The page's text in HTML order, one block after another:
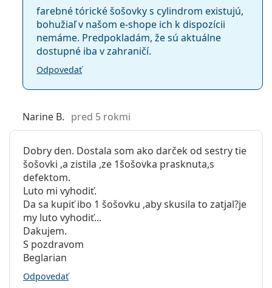
farebné tórické šošovky s cylindrom existujú,
bohužiaľ v našom e-shope ich k dispozícii
nemáme. Predpokladám, že sú aktuálne
dostupné iba v zahraničí.
Odpovedať
Narine B. pred 5 rokmi
Dobry den. Dostala som ako darček od sestry tie
šošovki ,a zistila ,ze 1šošovka prasknuta,s
defektom.
Luto mi vyhodiť.
Da sa kupiť ibo 1 šošovku ,aby skusila to zatjal?je
my luto vyhodiť...
Dakujem.
S pozdravom
Beglarian
Odpovedať